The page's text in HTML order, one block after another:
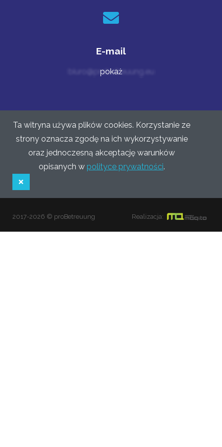
E-mail
biuro@probetreuung.eu
Ta witryna używa plików cookies. Korzystanie ze
strony oznacza zgodę na ich wykorzystywanie
oraz jednoczesną akceptację warunków
opisanych w polityce prywatności.
2017-2026 © proBetreuung Realizacja: